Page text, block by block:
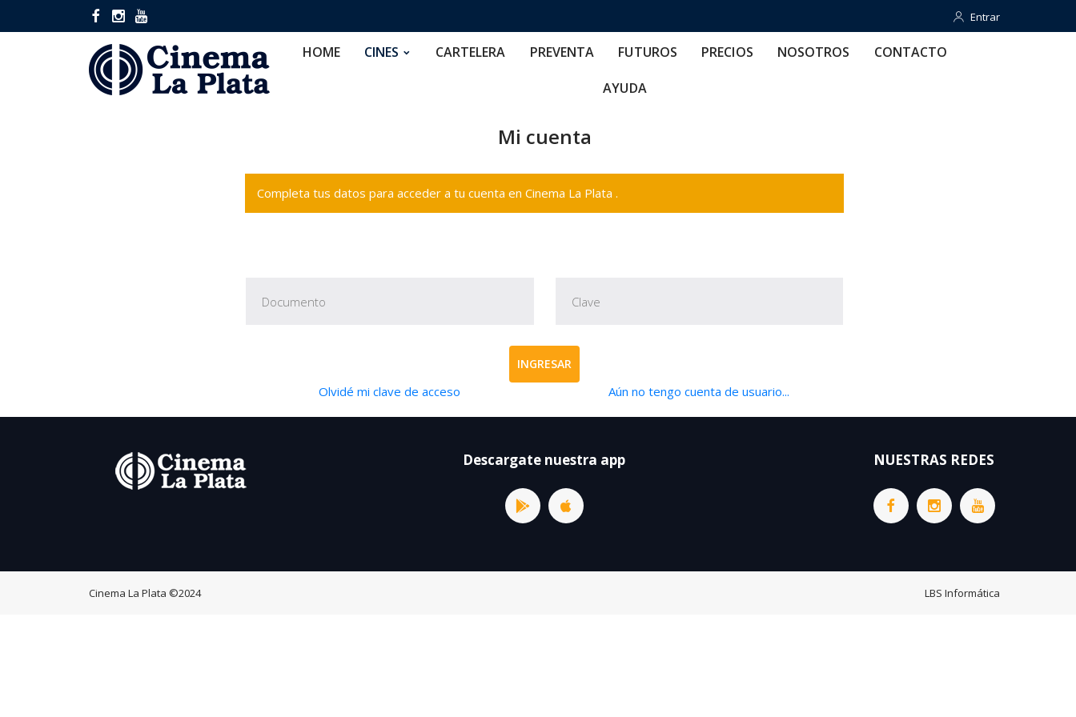
Entrar
Entrar
HOME CINES CARTELERA PREVENTA FUTUROS PRECIOS NOSOTROS CONTACTO
AYUDA
Mi cuenta
Completa tus datos para acceder a tu cuenta en Cinema La Plata .
INGRESAR
Olvidé mi clave de acceso Aún no tengo cuenta de usuario...
Descargate nuestra app NUESTRAS REDES
Cinema La Plata ©2024 LBS Informática